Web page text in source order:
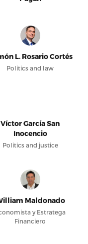
L. Rosario Cortés
Politics and law
Víctor García San
Inocencio
Politics and justice
Maldonado
y Estratega
Financiero